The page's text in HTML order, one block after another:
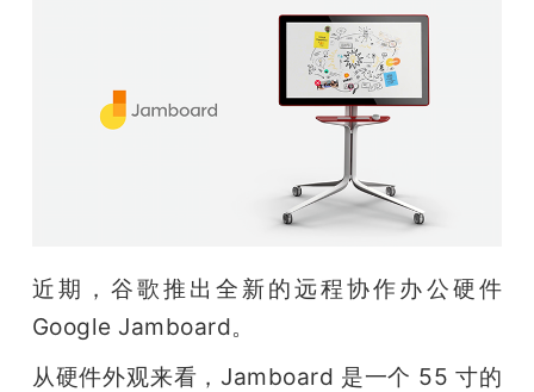
动
中
近期，谷歌推出全新的远程协作办公硬件
Google Jamboard。
从硬件外观来看，Jamboard 是一个 55 寸的